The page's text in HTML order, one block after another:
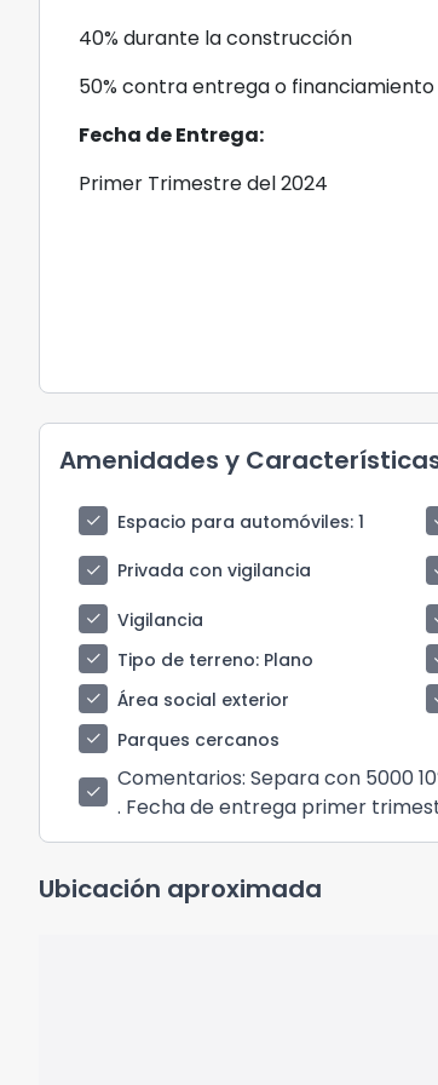
40% durante la construcción
50% contra entrega o
Fecha de Entrega:
Primer Trimestre del 2024
Amenidades y
check Espacio para automóviles: 1
check
Privada con vigilancia
check
Vigilancia
check
Tipo de terreno: Plano
check
Área social exterior
check
Parques cercanos
check Comentarios: Separa con 5000
. Fecha de entrega primer
Ubicación aproximada